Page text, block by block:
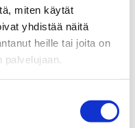
miten käytät
yhdistää näitä
heille tai joita on
palvelujaan.
asiaa listalle, jos
toimivaltaan eikä
hallintoon